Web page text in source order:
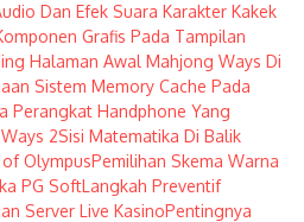
Dan Efek Suara Karakter Kakek
Grafis Pada Tampilan
Halaman Awal Mahjong Ways Di
Sistem Memory Cache Pada
Perangkat Handphone Yang
2Sisi Matematika Di Balik
OlympusPemilihan Skema Warna
PG SoftLangkah Preventif
Server Live KasinoPentingnya